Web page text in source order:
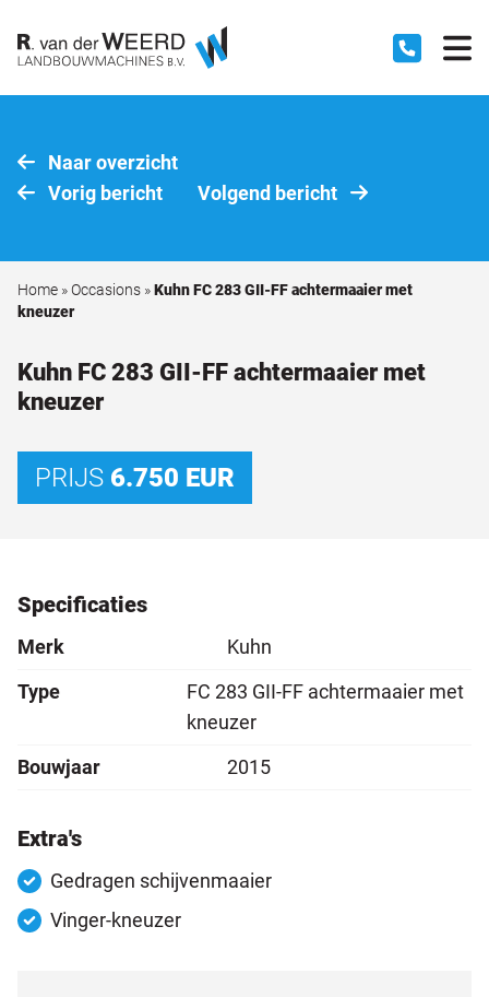
Naar overzicht
Vorig bericht
Volgend bericht
Home »Occasions »Kuhn FC 283 GII-FF achtermaaier met
kneuzer
Kuhn FC 283 GII-FF achtermaaier met
kneuzer
PRIJS 6.750 EUR
Specificaties
Merk
Kuhn
Type
FC 283 GII-FF achtermaaier met
kneuzer
Bouwjaar
2015
Extra's
Gedragen schijvenmaaier
Vinger-kneuzer